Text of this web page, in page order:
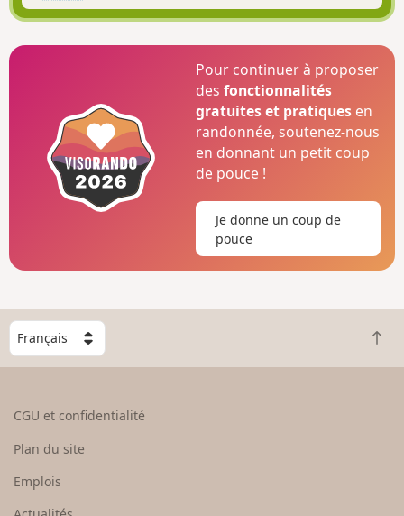
Pour continuer à proposer
desfonctionnalités
gratuites et pratiques en
randonnée, soutenez-nous
en donnant un petit coup
de pouce !
Je donne un coup de
pouce
C
o
e
R
e
CGU et confidentialité
Plan du site
Emplois